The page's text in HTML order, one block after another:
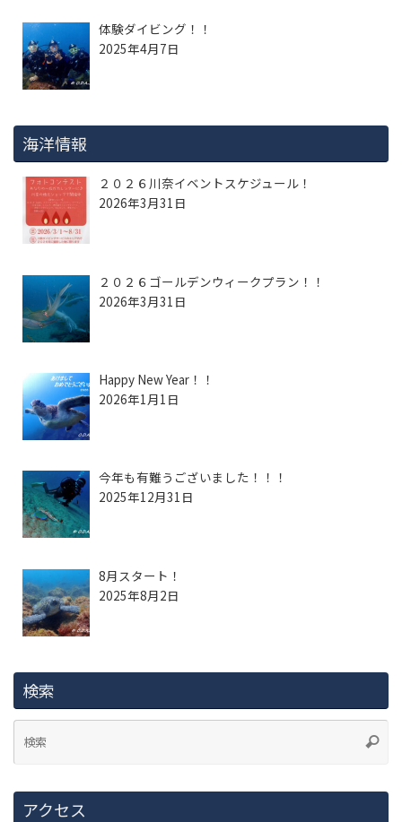
体験ダイビング！！
2025年4月7日
海洋情報
２０２６川奈イベントスケジュール！
2026年3月31日
２０２６ゴールデンウィークプラン！！
2026年3月31日
Happy New Year！！
2026年1月1日
今年も有難うございました！！！
2025年12月31日
8月スタート！
2025年8月2日
検索
アクセス